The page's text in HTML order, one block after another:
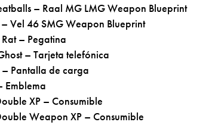
– Raal MG LMG Weapon Blueprint
– Vel 46 SMG Weapon Blueprint
– Pegatina
– Tarjeta telefónica
– Pantalla de carga
Emblema
XP – Consumible
Weapon XP – Consumible